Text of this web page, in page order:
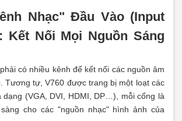
Nhạc" Đầu Vào (Input
Kết Nối Mọi Nguồn Sáng
có nhiều kênh để kết nối các nguồn âm
Tương tự, V760 được trang bị một loạt các
dạng (VGA, DVI, HDMI, DP…), mỗi cổng là
cho các "nguồn nhạc" hình ảnh của